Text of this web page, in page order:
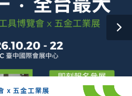
x 五金工業展